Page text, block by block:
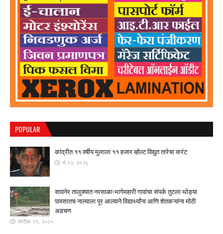
POPULAR
कांद्रीत ११ वर्षीय मुलाला ११ हजार व्होल्ट विद्युत तारेचा करंट
मे १२, २०२६
सावनेर तालुक्यात नरसाळा-भागेमहारी गावांचा संपर्क तुटला ​थोड्या
पावसातच नाल्याला पूर आल्याने विद्यार्थ्यांना आणि शेतकऱ्यांना मोठी
अडचण
सप्टेंबर १९, २०२५